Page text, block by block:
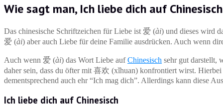
Wie sagt man, Ich liebe dich auf
Das chinesische Schriftzeichen für Liebe ist 爱 (ài) und dieses wird
爱 (ài) aber auch Liebe für deine Familie ausdrücken. Auch wenn
Auch wenn 爱 (ài) das Wort Liebe aufChinesisch sehr gut darstellt,
daher sein, dass du öfter mit 喜欢 (xǐhuan) konfrontiert wirst.
dementsprechend auch ehr “Ich mag dich”. Allerdings kann diese
Ich liebe dich auf Chinesisch